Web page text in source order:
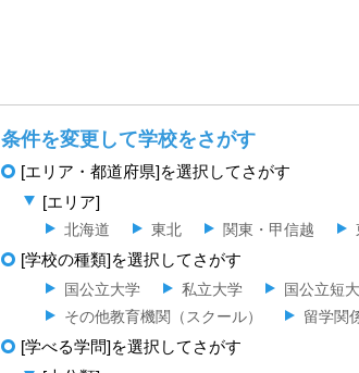
条件を変更して学校をさがす
[エリア・都道府県]を選択してさがす
[エリア]
北海道 東北 関東・甲信越
[学校の種類]を選択してさがす
国公立大学 私立大学 国公立短大
その他教育機関（スクール）
留学関
[学べる学問]を選択してさがす